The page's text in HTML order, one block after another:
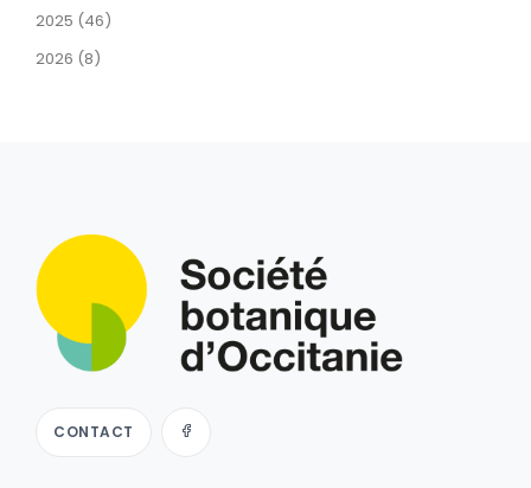
2025 (46)
2026 (8)
CONTACT